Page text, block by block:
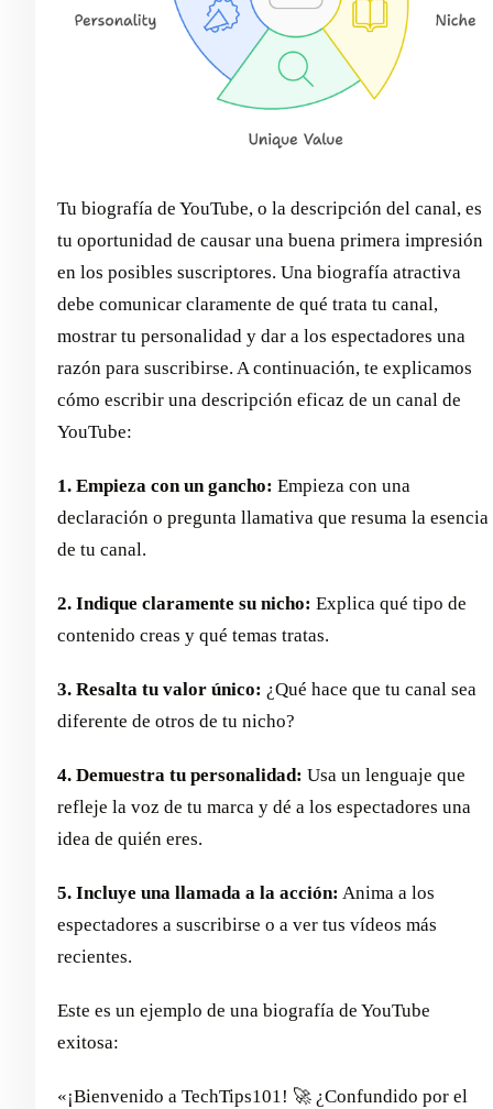
Tu biografía de YouTube, o la descripción del canal, es
tu oportunidad de causar una buena primera impresión
en los posibles suscriptores. Una biografía atractiva
debe comunicar claramente de qué trata tu canal,
mostrar tu personalidad y dar a los espectadores una
razón para suscribirse. A continuación, te explicamos
cómo escribir una descripción eficaz de un canal de
YouTube:
1. Empieza con un gancho: Empieza con una
declaración o pregunta llamativa que resuma la esencia
de tu canal.
2. Indique claramente su nicho: Explica qué tipo de
contenido creas y qué temas tratas.
3. Resalta tu valor único: ¿Qué hace que tu canal sea
diferente de otros de tu nicho?
4. Demuestra tu personalidad: Usa un lenguaje que
refleje la voz de tu marca y dé a los espectadores una
idea de quién eres.
5. Incluye una llamada a la acción: Anima a los
espectadores a suscribirse o a ver tus vídeos más
recientes.
Este es un ejemplo de una biografía de YouTube
exitosa:
«¡Bienvenido a TechTips101! 🚀 ¿Confundido por el